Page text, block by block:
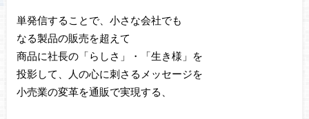
単発信することで、小さな会社でも
なる製品の販売を超えて
商品に社長の「らしさ」・「生き様」を
投影して、人の心に刺さるメッセージを
小売業の変革を通販で実現する、